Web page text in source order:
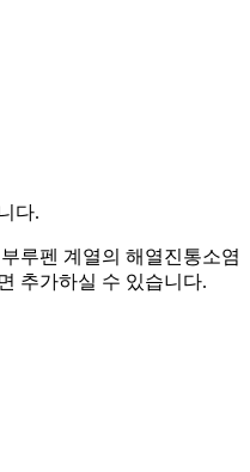
다.
루펜 계열의 해열진통소염
추가하실 수 있습니다.